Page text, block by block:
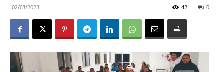
02/08/2023 0
42